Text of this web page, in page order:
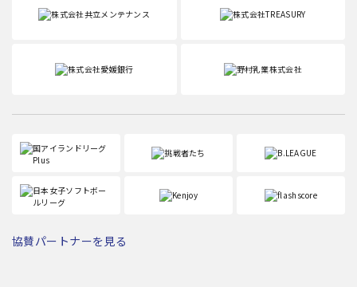
協賛パートナーを見る